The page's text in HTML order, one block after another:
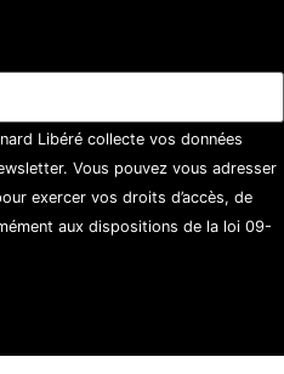
Libéré collecte vos données
Vous pouvez vous adresser
exercer vos droits d’accès, de
aux dispositions de la loi 09-